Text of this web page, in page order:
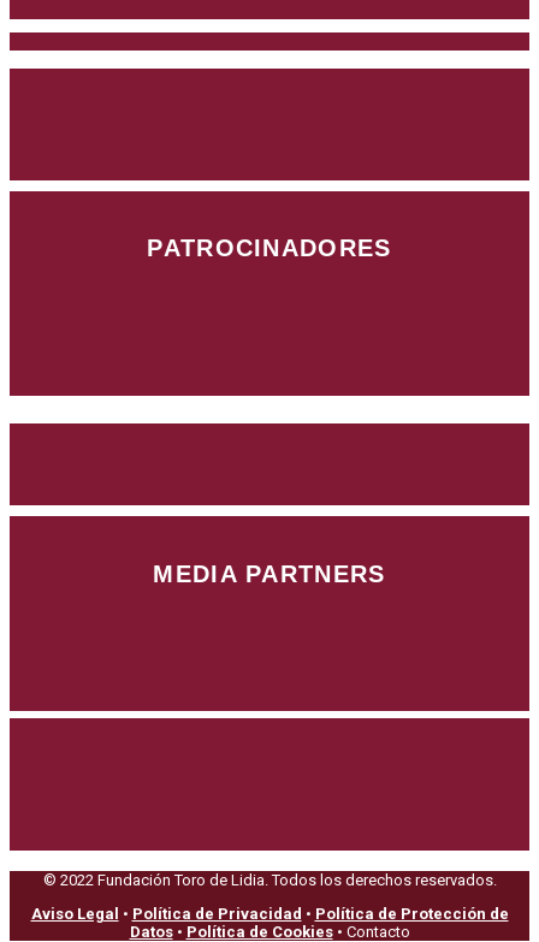
PATROCINADORES
MEDIA PARTNERS
© 2022 Fundación Toro de Lidia. Todos los derechos reservados.
Aviso Legal • Política de Privacidad • Política de Protección de
Datos• Política de Cookies• Contacto